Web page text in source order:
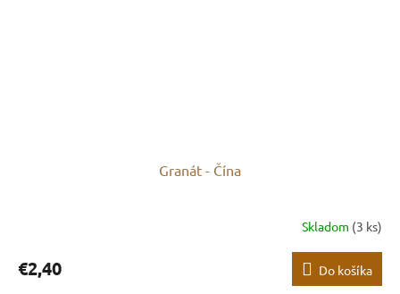
Granát - Čína
Skladom (3 ks)
€2,40 Do košíka